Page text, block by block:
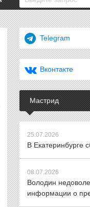
Telegram
Вконтакте
Мастрид
25.07.2026
В Екатеринбурге
08.07.2026
Володин
информации о